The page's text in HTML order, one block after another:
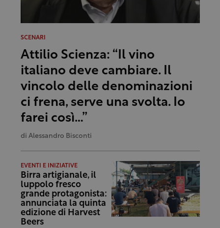
SCENARI
Attilio Scienza: “Il vino
italiano deve cambiare. Il
vincolo delle denominazioni
ci frena, serve una svolta. Io
farei così…”
di Alessandro Bisconti
EVENTI E INIZIATIVE
Birra artigianale, il
luppolo fresco
grande protagonista:
annunciata la quinta
edizione di Harvest
Beers